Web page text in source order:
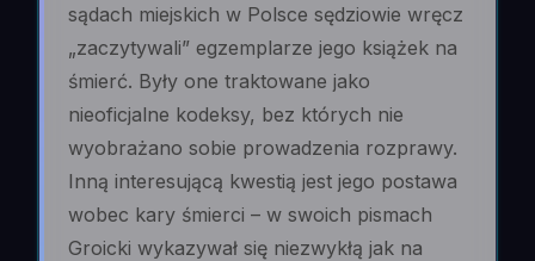
sądach miejskich w Polsce sędziowie wręcz
„zaczytywali” egzemplarze jego książek na
śmierć. Były one traktowane jako
nieoficjalne kodeksy, bez których nie
wyobrażano sobie prowadzenia rozprawy.
Inną interesującą kwestią jest jego postawa
wobec kary śmierci – w swoich pismach
Groicki wykazywał się niezwykłą jak na